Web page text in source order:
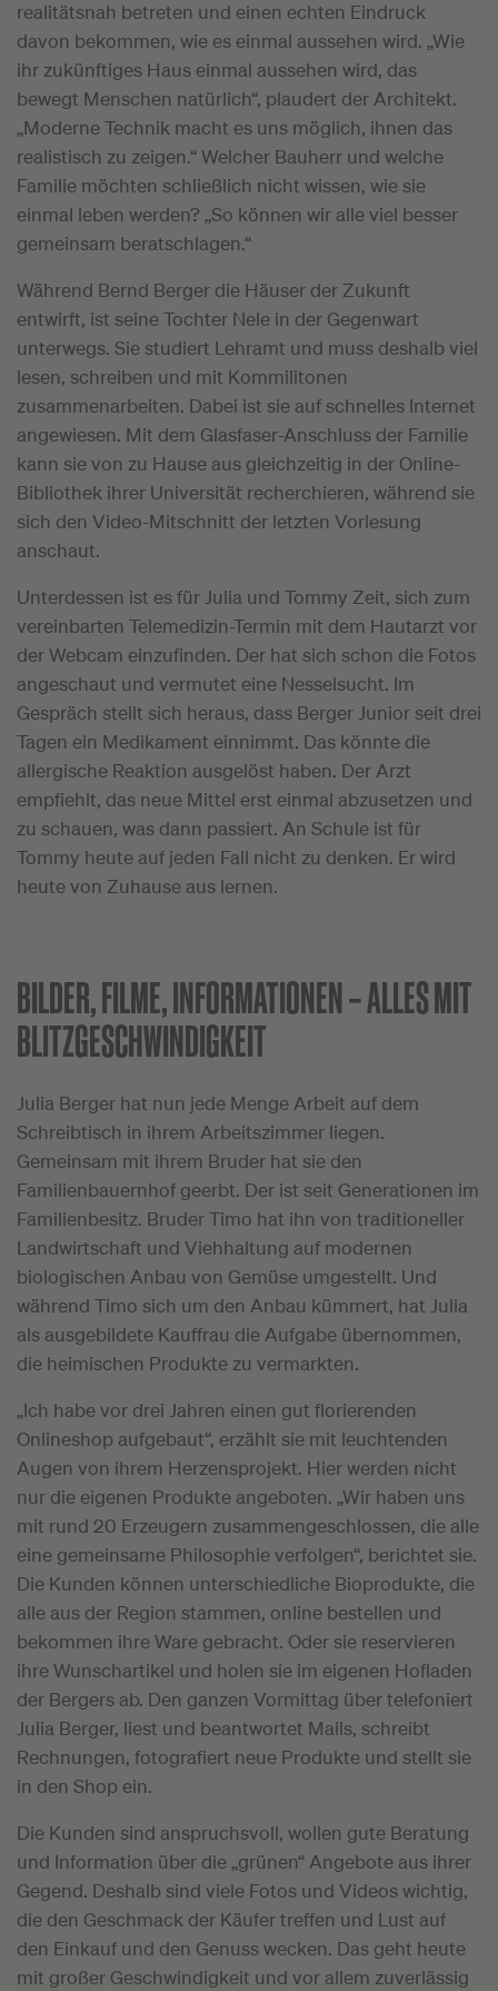
realitätsnah betreten und einen echten Eindruck
davon bekommen, wie es einmal aussehen wird. „Wie
ihr zukünftiges Haus einmal aussehen wird, das
bewegt Menschen natürlich“, plaudert der Architekt.
„Moderne Technik macht es uns möglich, ihnen das
realistisch zu zeigen.“ Welcher Bauherr und welche
Familie möchten schließlich nicht wissen, wie sie
einmal leben werden? „So können wir alle viel besser
gemeinsam beratschlagen.“
Während Bernd Berger die Häuser der Zukunft
entwirft, ist seine Tochter Nele in der Gegenwart
unterwegs. Sie studiert Lehramt und muss deshalb viel
lesen, schreiben und mit Kommilitonen
zusammenarbeiten. Dabei ist sie auf schnelles Internet
angewiesen. Mit dem Glasfaser-Anschluss der Familie
kann sie von zu Hause aus gleichzeitig in der Online-
Bibliothek ihrer Universität recherchieren, während sie
sich den Video-Mitschnitt der letzten Vorlesung
anschaut.
Unterdessen ist es für Julia und Tommy Zeit, sich zum
vereinbarten Telemedizin-Termin mit dem Hautarzt vor
der Webcam einzufinden. Der hat sich schon die Fotos
angeschaut und vermutet eine Nesselsucht. Im
Gespräch stellt sich heraus, dass Berger Junior seit drei
Tagen ein Medikament einnimmt. Das könnte die
allergische Reaktion ausgelöst haben. Der Arzt
empfiehlt, das neue Mittel erst einmal abzusetzen und
zu schauen, was dann passiert. An Schule ist für
Tommy heute auf jeden Fall nicht zu denken. Er wird
heute von Zuhause aus lernen.
BILDER, FILME, INFORMATIONEN –ALLES MIT
BLITZGESCHWINDIGKEIT
Julia Berger hat nun jede Menge Arbeit auf dem
Schreibtisch in ihrem Arbeitszimmer liegen.
Gemeinsam mit ihrem Bruder hat sie den
Familienbauernhof geerbt. Der ist seit Generationen im
Familienbesitz. Bruder Timo hat ihn von traditioneller
Landwirtschaft und Viehhaltung auf modernen
biologischen Anbau von Gemüse umgestellt. Und
während Timo sich um den Anbau kümmert, hat Julia
als ausgebildete Kauffrau die Aufgabe übernommen,
die heimischen Produkte zu vermarkten.
„Ich habe vor drei Jahren einen gut florierenden
Onlineshop aufgebaut“, erzählt sie mit leuchtenden
Augen von ihrem Herzensprojekt. Hier werden nicht
nur die eigenen Produkte angeboten. „Wir haben uns
mit rund 20 Erzeugern zusammengeschlossen, die alle
eine gemeinsame Philosophie verfolgen“, berichtet sie.
Die Kunden können unterschiedliche Bioprodukte, die
alle aus der Region stammen, online bestellen und
bekommen ihre Ware gebracht. Oder sie reservieren
ihre Wunschartikel und holen sie im eigenen Hofladen
der Bergers ab. Den ganzen Vormittag über telefoniert
Julia Berger, liest und beantwortet Mails, schreibt
Rechnungen, fotografiert neue Produkte und stellt sie
in den Shop ein.
Die Kunden sind anspruchsvoll, wollen gute Beratung
und Information über die „grünen“ Angebote aus ihrer
Gegend. Deshalb sind viele Fotos und Videos wichtig,
die den Geschmack der Käufer treffen und Lust auf
den Einkauf und den Genuss wecken. Das geht heute
mit großer Geschwindigkeit und vor allem zuverlässig